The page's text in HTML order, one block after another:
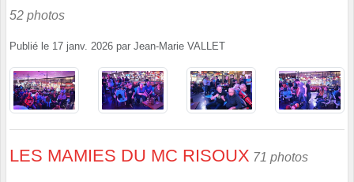
52 photos
Publié le 17 janv. 2026 par Jean-Marie VALLET
LES MAMIES DU MC RISOUX 71 photos